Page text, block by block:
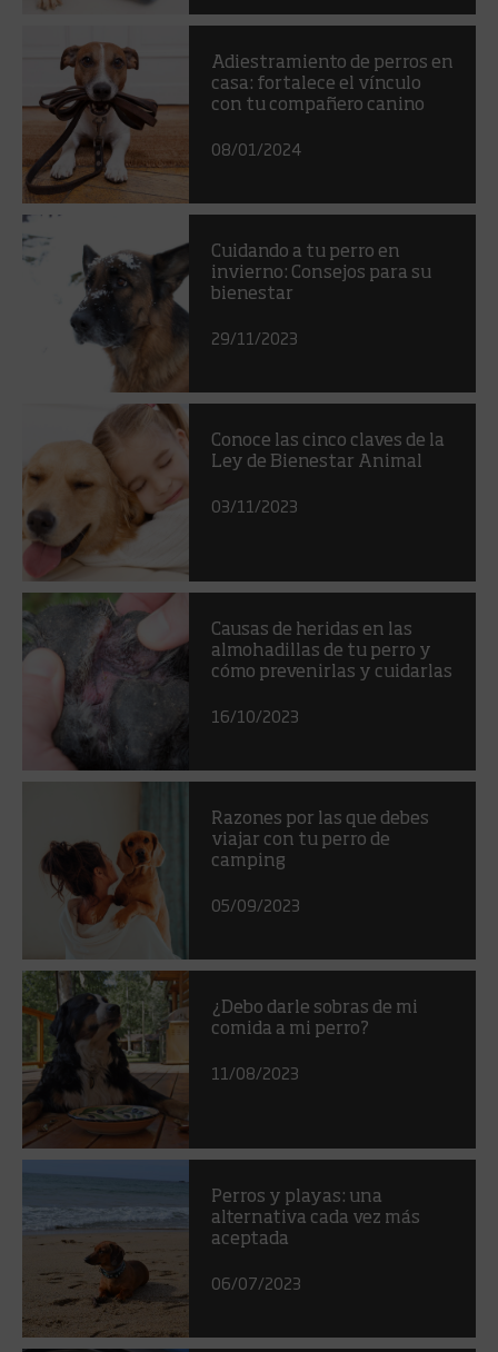
Adiestramiento de perros en
casa: fortalece el vínculo
con tu compañero canino
08/01/2024
Cuidando a tu perro en
invierno: Consejos para su
bienestar
29/11/2023
Conoce las cinco claves de la
Ley de Bienestar Animal
03/11/2023
Causas de heridas en las
almohadillas de tu perro y
cómo prevenirlas y cuidarlas
16/10/2023
Razones por las que debes
viajar con tu perro de
camping
05/09/2023
¿Debo darle sobras de mi
comida a mi perro?
11/08/2023
Perros y playas: una
alternativa cada vez más
aceptada
06/07/2023